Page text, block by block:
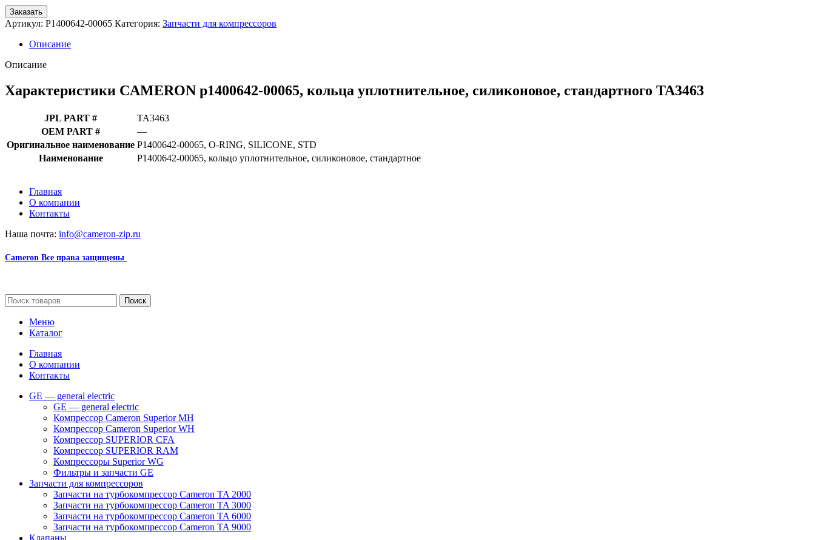
Заказать
Артикул: P1400642-00065 Категория: Запчасти для компрессоров
Описание
Описание
Характеристики CAMERON p1400642-00065, кольца уплотнительное, силиконовое, стандартного TA3463
JPL PART #
TA3463
OEM PART #
—
Оригинальное наименование P1400642-00065, O-RING, SILICONE, STD
Наименование
P1400642-00065, кольцо уплотнительное, силиконовое, стандартное
Главная
О компании
Контакты
Наша почта: info@cameron-zip.ru
Cameron Все права защищены
Поиск
Меню
Каталог
Главная
О компании
Контакты
GE — general electric
GE — general electric
Компрессор Cameron Superior MH
Компрессор Cameron Superior WH
Компрессор SUPERIOR CFA
Компрессор SUPERIOR RAM
Компрессоры Superior WG
Фильтры и запчасти GE
Запчасти для компрессоров
Запчасти на турбокомпрессор Cameron TA 2000
Запчасти на турбокомпрессор Cameron TA 3000
Запчасти на турбокомпрессор Cameron TA 6000
Запчасти на турбокомпрессор Cameron TA 9000
Клапаны